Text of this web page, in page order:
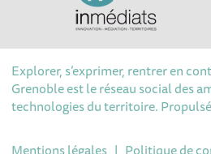
Explorer, s’exprimer, rentrer en
Grenoble est le réseau social des
technologies du territoire.